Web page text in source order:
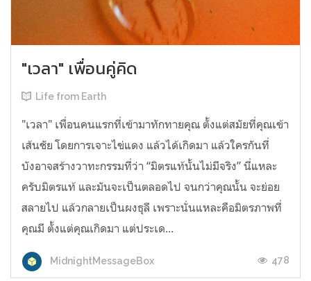
"เวลา" เพื่อนคู่คิด
Life from Earth
"เวลา" เพื่อนคนแรกที่เข้ามาทักทายคุณ ตั้งแต่สมัยที่คุณเข้า
เส้นชัย โดยการเจาะไข่แดง แล้วได้เกิดมา แล้วใครกันที่
บังอาจสร้างวาทะกรรมที่ว่า “มิตรแท้นั้นไม่มีจริง” นี่แหละ
ครับมิตรแท้ และมันจะเป็นตลอดไป จนกว่าคุณนั้น จะย่อย
สลายไป แล้วกลายเป็นผงธุลี เพราะนั่นแหละคือมิตรภาพที่
คุณมี ตั้งแต่คุณเกิดมา แต่ประเด...
MidnightMessageBox 478